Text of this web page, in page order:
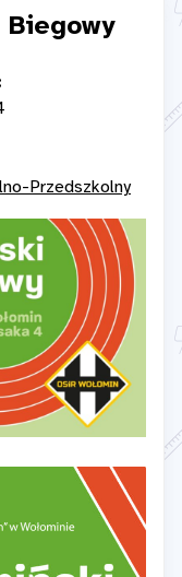
Biegowy
Przedszkolny